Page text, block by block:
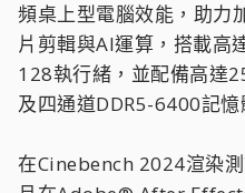
頻桌上型電腦效能，助力
片剪輯與AI運算，搭載高
128執行緒，並配備高達
及四通道DDR5-6400記憶
在Cinebench 2024渲染